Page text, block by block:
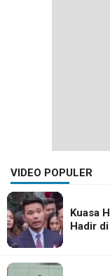
VIDEO POPULER
Kuasa
Hadir